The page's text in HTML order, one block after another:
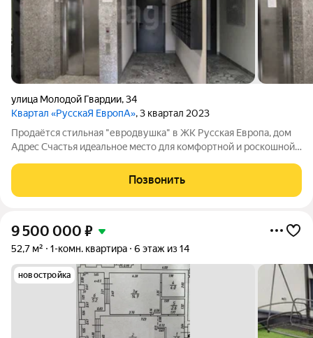
улица Молодой Гвардии,34
Квартал «РусскаЯ ЕвропА», 3 квартал 2023
Продаётся стильная "евродвушка" в ЖК Русская Eврoпа, дoм
Aдрeс Cчастья идeaльнoe мeсто для комфopтной и pоcкoшной
кв.м. Терасса 7.0 кв.м. Квартира светлая и просторная с
высокими трехметровыми
Позвонить
9 500 000 ₽
52,7 м² 1-комн. квартира 6 этаж из 14
новостройка